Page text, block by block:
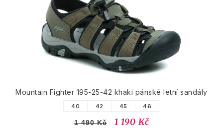
Mountain Fighter 195-25-42 khaki pánské letní sandály
40 42 45 46
1 490 Kč 1 190 Kč